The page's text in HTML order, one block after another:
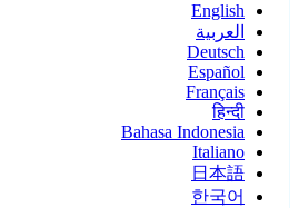
English
العربية
Deutsch
Español
Français
हिन्दी
Bahasa Indonesia
Italiano
日本語
한국어